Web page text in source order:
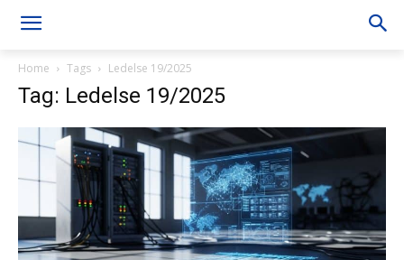
Home Tags Ledelse 19/2025
Tag: Ledelse 19/2025